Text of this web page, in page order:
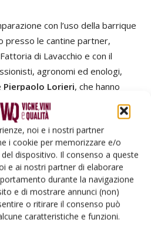
noi e i nostri partner
i cookie per memorizzare e/o
dispositivo. Il consenso a queste
e ai nostri partner di elaborare
durante la navigazione
e di mostrare annunci (non)
o ritirare il consenso può
caratteristiche e funzioni.
con l’uso della barrique
presso le cantine partner,
di Lavacchio e con il
agronomi ed enologi,
Pierpaolo Lorieri, che hanno
anche in realtà enologiche
Maremma e i Colli del Candia.
affinati nei legni
legno di castagno è stata
diMonica Picchi del DAGRI